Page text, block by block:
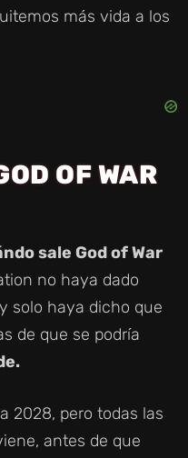
más vida a los
OF WAR
sale God of War
no haya dado
solo haya dicho que
de que se podría
2028, pero todas las
antes de que